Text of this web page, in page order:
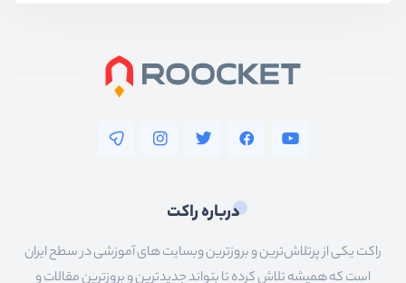
درباره راکت
راکت یکی از پرتلاش‌ترین و بروزترین وبسایت های آموزشی در سطح ایران
است که همیشه تلاش کرده تا بتواند جدیدترین و بروزترین مقالات و